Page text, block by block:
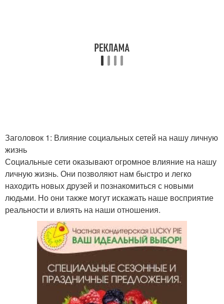
Заголовок 1: Влияние социальных сетей на нашу личную
жизнь
Социальные сети оказывают огромное влияние на нашу
личную жизнь. Они позволяют нам быстро и легко
находить новых друзей и познакомиться с новыми
людьми. Но они также могут искажать наше восприятие
реальности и влиять на наши отношения.